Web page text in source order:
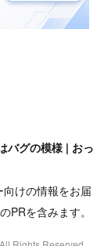
バグの模様 | おっ
向けの情報をお届
PRを含みます。